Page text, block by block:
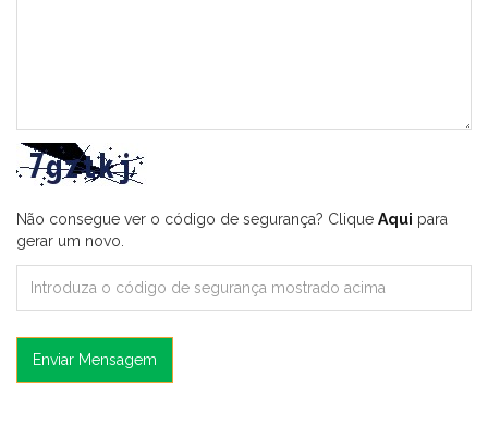
Não consegue ver o código de segurança? Clique Aqui para
gerar um novo.
Enviar Mensagem